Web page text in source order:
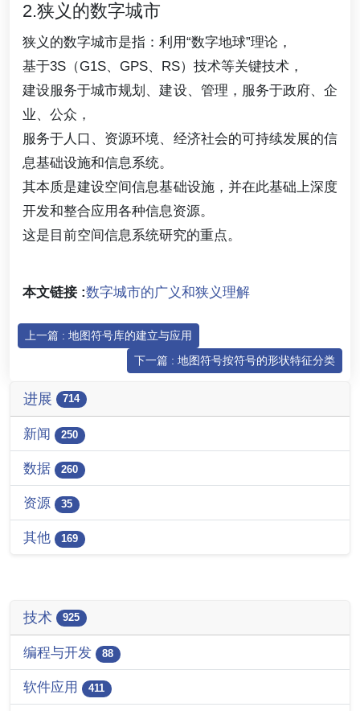
2.狭义的数字城市
狭义的数字城市是指：利用“数字地球”理论，
基于3S（G1S、GPS、RS）技术等关键技术，
建设服务于城市规划、建设、管理，服务于政府、企
业、公众，
服务于人口、资源环境、经济社会的可持续发展的信
息基础设施和信息系统。
其本质是建设空间信息基础设施，并在此基础上深度
开发和整合应用各种信息资源。
这是目前空间信息系统研究的重点。
本文链接 :数字城市的广义和狭义理解
上一篇 : 地图符号库的建立与应用
下一篇 : 地图符号按符号的形状特征分类
进展 714
新闻 250
数据 260
资源 35
其他 169
技术 925
编程与开发 88
软件应用 411